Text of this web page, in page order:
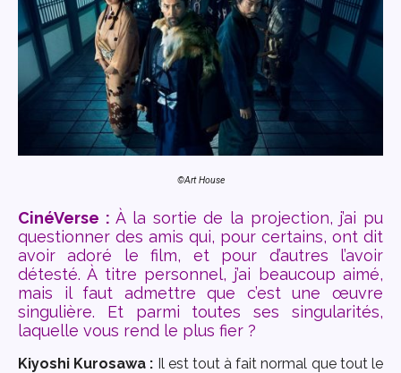
©Art House
CinéVerse : À la sortie de la projection, j’ai pu
questionner des amis qui, pour certains, ont dit
avoir adoré le film, et pour d’autres l’avoir
détesté. À titre personnel, j’ai beaucoup aimé,
mais il faut admettre que c’est une œuvre
singulière. Et parmi toutes ses singularités,
laquelle vous rend le plus fier ?
Kiyoshi Kurosawa : Il est tout à fait normal que tout le